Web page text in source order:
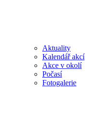
Aktuality
Kalendář akcí
Akce v okolí
Počasí
Fotogalerie